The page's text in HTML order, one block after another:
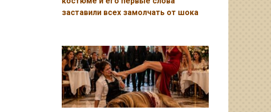
заставили всех замолчать от шока